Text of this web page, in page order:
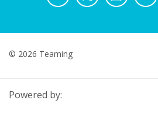
© 2026 Teaming
Powered by: